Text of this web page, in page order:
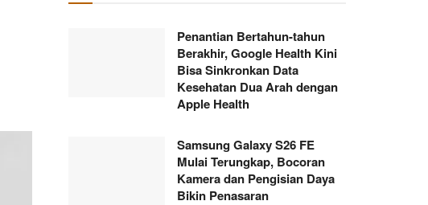
Penantian Bertahun-tahun
Berakhir, Google Health Kini
Bisa Sinkronkan Data
Kesehatan Dua Arah dengan
Apple Health
Samsung Galaxy S26 FE
Mulai Terungkap, Bocoran
Kamera dan Pengisian Daya
Bikin Penasaran